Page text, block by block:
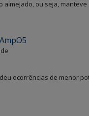
ou seja,
ocorrências de menor